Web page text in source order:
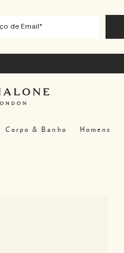
Corpo & Banho Homens